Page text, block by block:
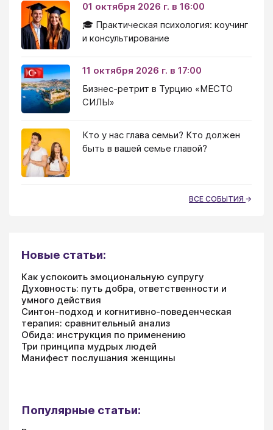
01 октября 2026 г. в 16:00
🎓 Практическая психология: коучинг
и консультирование
11 октября 2026 г. в 17:00
Бизнес-ретрит в Турцию «МЕСТО
СИЛЫ»
Кто у нас глава семьи? Кто должен
быть в вашей семье главой?
ВСЕ СОБЫТИЯ
Новые статьи:
Как успокоить эмоциональную супругу
Духовность: путь добра, ответственности и
умного действия
Синтон-подход и когнитивно-поведенческая
терапия: сравнительный анализ
Обида: инструкция по применению
Три принципа мудрых людей
Манифест послушания женщины
Популярные статьи: